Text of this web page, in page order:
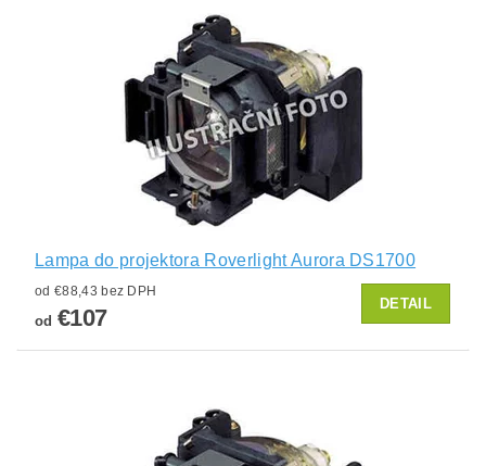
Lampa do projektora Roverlight Aurora DS1700
od €88,43 bez DPH
od €107
DETAIL